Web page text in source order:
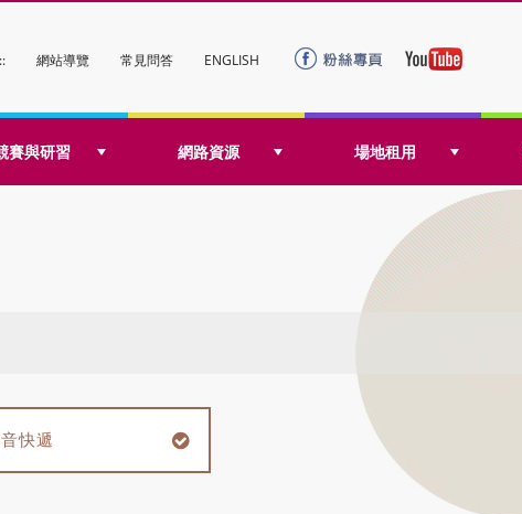
網站導覽 常見問答 ENGLISH
賽與研習 網路資源 場地租用
快遞